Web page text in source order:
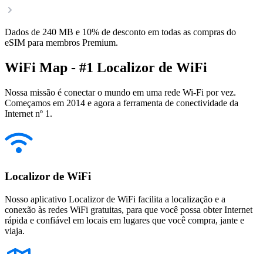
Dados de 240 MB e 10% de desconto em todas as compras do
eSIM para membros Premium.
WiFi Map - #1 Localizor de WiFi
Nossa missão é conectar o mundo em uma rede Wi-Fi por vez.
Começamos em 2014 e agora a ferramenta de conectividade da
Internet nº 1.
Localizor de WiFi
Nosso aplicativo Localizor de WiFi facilita a localização e a
conexão às redes WiFi gratuitas, para que você possa obter Internet
rápida e confiável em locais em lugares que você compra, jante e
viaja.